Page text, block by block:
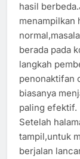
hasil
menampilkan
berada pada
langkah
penonaktifan
biasanya
paling efektif.
Setelah
tampil,untuk
berjalan